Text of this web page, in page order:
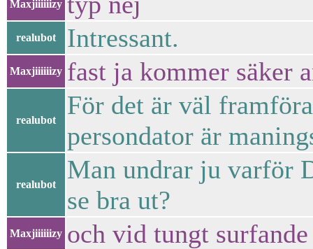
Maxjiiiiiizy
realubot Intressant.
Maxjiiiiiizy fast ja kommer säker
realubot
För det är väl
persondator är
realubot
Man undrar ju varför
se bra ut?
Maxjiiiiiizy och vid tungt